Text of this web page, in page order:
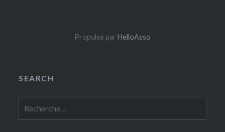
Propulsé par HelloAsso
SEARCH